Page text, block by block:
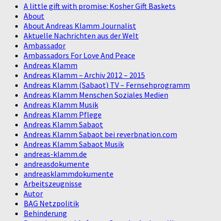
A little gift with promise: Kosher Gift Baskets
About
About Andreas Klamm Journalist
Aktuelle Nachrichten aus der Welt
Ambassador
Ambassadors For Love And Peace
Andreas Klamm
Andreas Klamm – Archiv 2012 – 2015
Andreas Klamm (Sabaot) TV – Fernsehprogramm
Andreas Klamm Menschen Soziales Medien
Andreas Klamm Musik
Andreas Klamm Pflege
Andreas Klamm Sabaot
Andreas Klamm Sabaot bei reverbnation.com
Andreas Klamm Sabaot Musik
andreas-klamm.de
andreasdokumente
andreasklammdokumente
Arbeitszeugnisse
Autor
BAG Netzpolitik
Behinderung